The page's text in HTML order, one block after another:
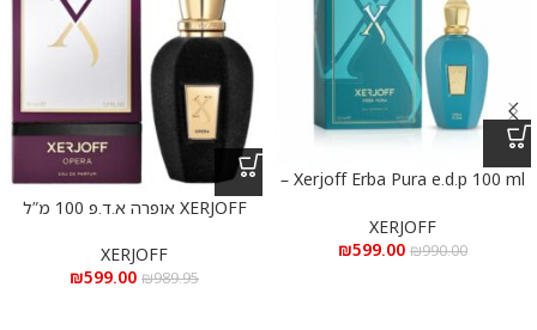
Xerjoff Erba Pura e.d.p 100 ml –
XERJOFF
₪990.00
₪599.00
XERJOFF אופרה א.ד.פ 100 מ”ל
XERJOFF
₪989.95
₪599.00